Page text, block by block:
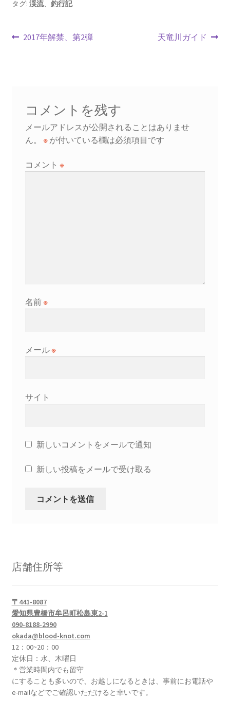
o
k
t
タグ: 渓流、 釣行記
投
ゲ
ー
シ
ョ
前
2017年解禁、第2弾
次
天竜川ガイド
コメントを残す
メールアドレスが公開されることはありませ
ん。
※が付いている欄は必須項目です
コメント ※
名前※
メール※
サイト
新しいコメントをメールで通知
新しい投稿をメールで受け取る
店舗住所等
〒441-8087
愛知県豊橋市牟呂町松島東2-1
090-8188-2990
okada@blood-knot.com
12：00~20：00
定休日：水、木曜日
＊営業時間内でも留守
にすることも多いので、お越しになるときは、事前にお電話や
e-mailなどでご確認いただけると幸いです。